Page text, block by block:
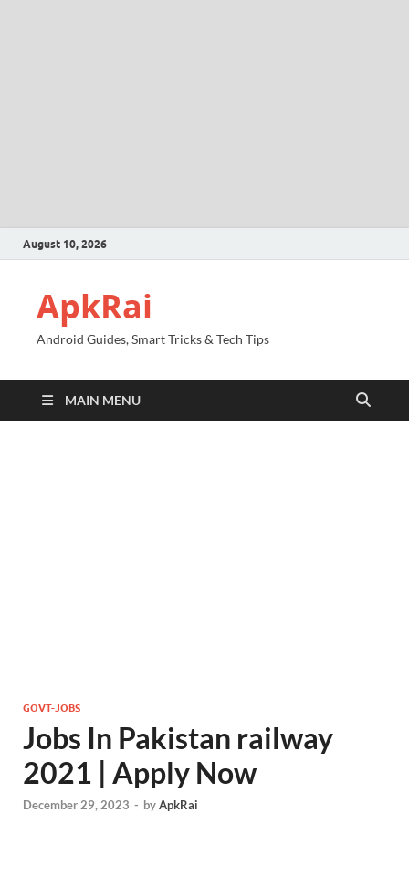
August 10, 2026
ApkRai
Android Guides, Smart Tricks & Tech Tips
MAIN MENU
GOVT-JOBS
Jobs In Pakistan railway
2021 | Apply Now
December 29, 2023 - byApkRai